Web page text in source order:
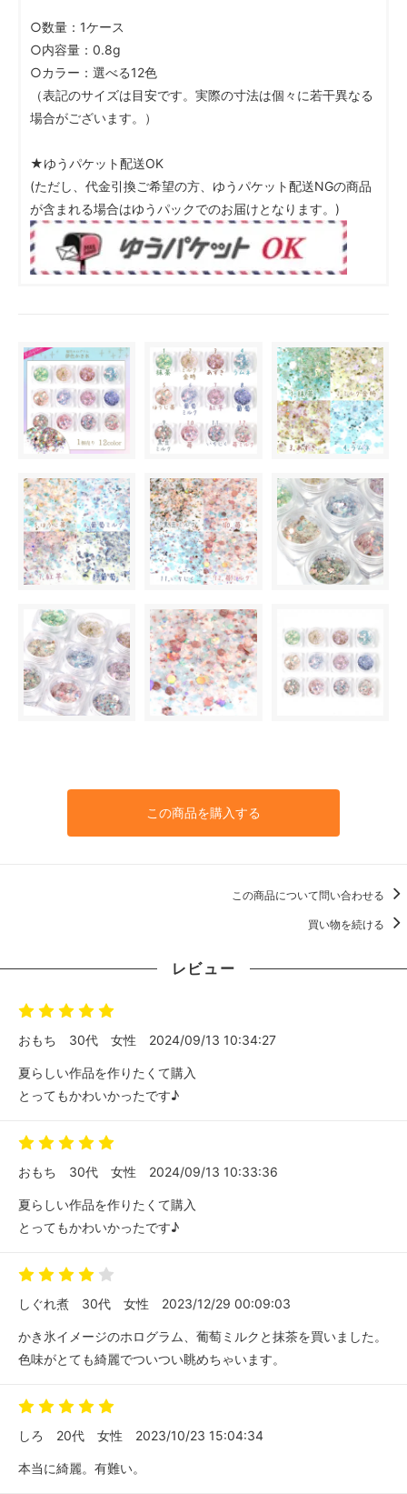
○数量：1ケース
○内容量：0.8g
○カラー：選べる12色
（表記のサイズは目安です。実際の寸法は個々に若干異なる
場合がございます。）
★ゆうパケット配送OK
(ただし、代金引換ご希望の方、ゆうパケット配送NGの商品
が含まれる場合はゆうパックでのお届けとなります。)
この商品を購入する
この商品について問い合わせる
買い物を続ける
レビュー
おもち 30代 女性 2024/09/13 10:34:27
夏らしい作品を作りたくて購入
とってもかわいかったです♪
おもち 30代 女性 2024/09/13 10:33:36
夏らしい作品を作りたくて購入
とってもかわいかったです♪
しぐれ煮 30代 女性 2023/12/29 00:09:03
かき氷イメージのホログラム、葡萄ミルクと抹茶を買いました。
色味がとても綺麗でついつい眺めちゃいます。
しろ 20代 女性 2023/10/23 15:04:34
本当に綺麗。有難い。